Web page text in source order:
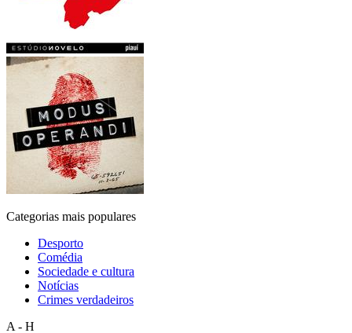
Categorias mais populares
Desporto
Comédia
Sociedade e cultura
Notícias
Crimes verdadeiros
A - H